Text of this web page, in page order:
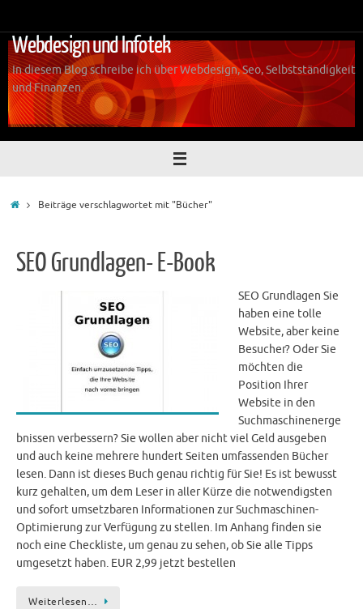
springen
Webdesign und Infotek
In diesem Blog schreibe ich über Webdesign, Seo, Selbstständigkeit
und Finanzen.
StartBeiträge verschlagwortet mit "Bücher"
SEO Grundlagen- E-Book
SEO Grundlagen Sie
haben eine tolle
Website, aber keine
Besucher? Oder Sie
möchten die
Position Ihrer
Website in den
Suchmaschinenerge
bnissen verbessern? Sie wollen aber nicht viel Geld ausgeben
und auch keine mehrere hundert Seiten umfassenden Bücher
lesen. Dann ist dieses Buch genau richtig für Sie! Es ist bewusst
kurz gehalten, um dem Leser in aller Kürze die notwendigsten
und sofort umsetzbaren Informationen zur Suchmaschinen-
Optimierung zur Verfügung zu stellen. Im Anhang finden sie
noch eine Checkliste, um genau zu sehen, ob Sie alle Tipps
umgesetzt haben. EUR 2,99 jetzt bestellen
Weiterlesen…